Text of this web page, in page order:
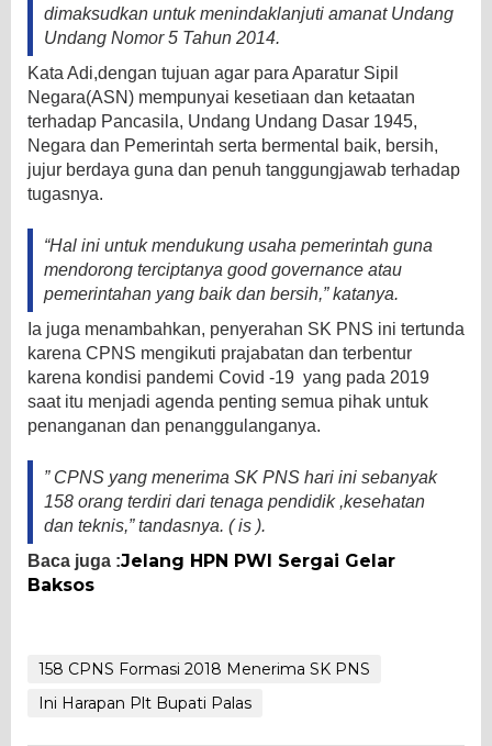
dimaksudkan untuk menindaklanjuti amanat Undang
Undang Nomor 5 Tahun 2014.
Kata Adi,dengan tujuan agar para Aparatur Sipil
Negara(ASN) mempunyai kesetiaan dan ketaatan
terhadap Pancasila, Undang Undang Dasar 1945,
Negara dan Pemerintah serta bermental baik, bersih,
jujur berdaya guna dan penuh tanggungjawab terhadap
tugasnya.
“Hal ini untuk mendukung usaha pemerintah guna
mendorong terciptanya good governance atau
pemerintahan yang baik dan bersih,” katanya.
Ia juga menambahkan, penyerahan SK PNS ini tertunda
karena CPNS mengikuti prajabatan dan terbentur
karena kondisi pandemi Covid -19 yang pada 2019
saat itu menjadi agenda penting semua pihak untuk
penanganan dan penanggulanganya.
” CPNS yang menerima SK PNS hari ini sebanyak
158 orang terdiri dari tenaga pendidik ,kesehatan
dan teknis,” tandasnya. ( is ).
Baca juga :Jelang HPN PWI Sergai Gelar
Baksos
158 CPNS Formasi 2018 Menerima SK PNS
Ini Harapan Plt Bupati Palas